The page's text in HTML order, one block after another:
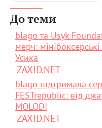
До теми
blago та Usyk
мерч:
Усика
ZAXID.NET
blago підтримала
FESTrepublic: від
MOLODI
ZAXID.NET